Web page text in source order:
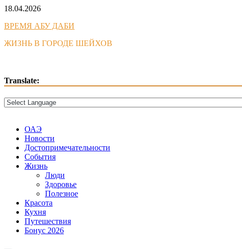
Skip
content
18.04.2026
ВРЕМЯ АБУ ДАБИ
ЖИЗНЬ В ГОРОДЕ ШЕЙХОВ
Translate:
ОАЭ
Новости
Достопримечательности
События
Жизнь
Люди
Здоровье
Полезное
Красота
Кухня
Путешествия
Бонус 2026